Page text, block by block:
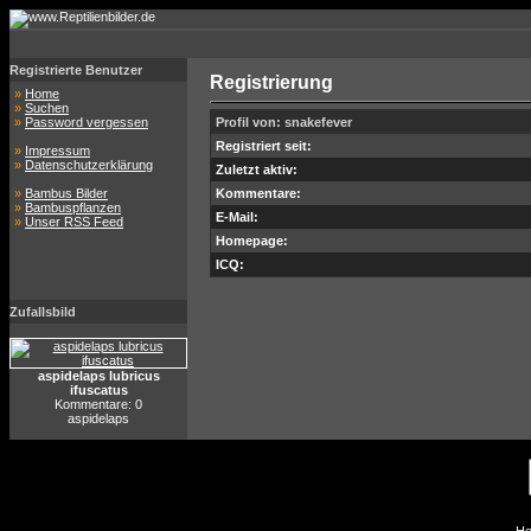
Registrierte Benutzer
» Home
» Suchen
» Password vergessen
» Impressum
» Datenschutzerklärung
» Bambus Bilder
» Bambuspflanzen
» Unser RSS Feed
Zufallsbild
aspidelaps lubricus
ifuscatus
Kommentare: 0
aspidelaps
Registrierung
Profil von: snakefever
Registriert seit:
Zuletzt aktiv:
Kommentare:
E-Mail:
Homepage:
ICQ: